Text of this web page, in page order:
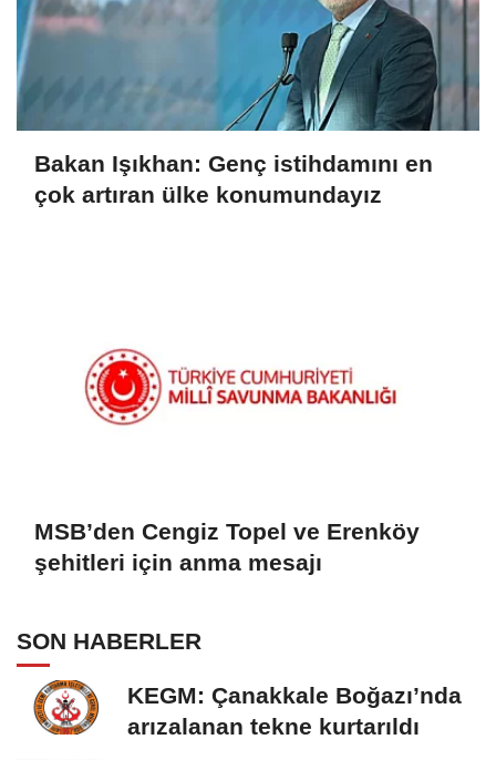
Bakan Işıkhan: Genç istihdamını en
çok artıran ülke konumundayız
MSB’den Cengiz Topel ve Erenköy
şehitleri için anma mesajı
SON HABERLER
KEGM: Çanakkale Boğazı’nda
arızalanan tekne kurtarıldı